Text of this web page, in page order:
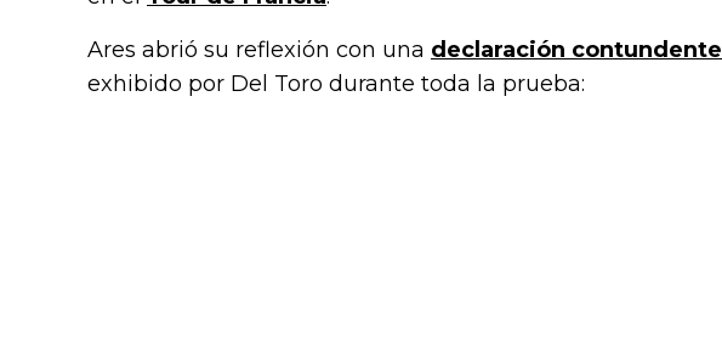
Ares abrió su reflexión con una declaración contundente
exhibido por Del Toro durante toda la prueba: